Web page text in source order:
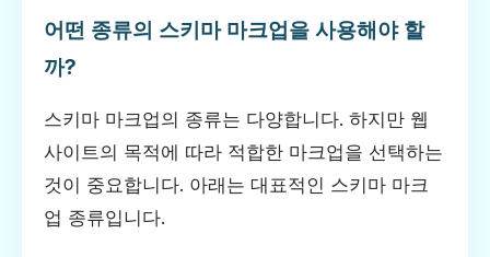
어떤 종류의 스키마 마크업을 사용해야 할
까?
스키마 마크업의 종류는 다양합니다. 하지만 웹
사이트의 목적에 따라 적합한 마크업을 선택하는
것이 중요합니다. 아래는 대표적인 스키마 마크
업 종류입니다.